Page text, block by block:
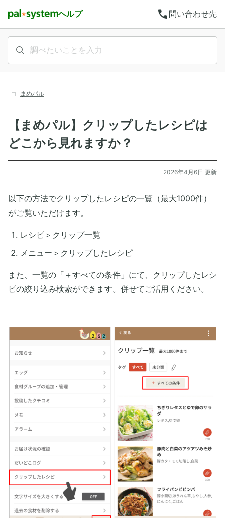
ヘルプ call 問い合わせ先
まめパル
【まめパル】クリップしたレシピは
どこから見れますか？
2026年4月6日 更新
以下の方法でクリップしたレシピの一覧（最大1000件）
がご覧いただけます。
レシピ＞クリップ一覧
メニュー＞クリップしたレシピ
また、一覧の「＋すべての条件」にて、クリップしたレシ
ピの絞り込み検索ができます。併せてご活用ください。